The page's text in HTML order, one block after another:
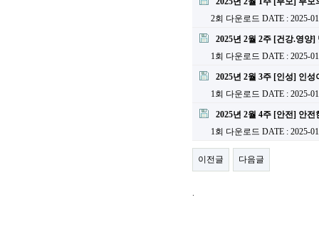
2회 다운로드 DATE : 2025-
2025년 2월 2주 [건강.영양
1회 다운로드 DATE : 2025-
2025년 2월 3주 [인성] 인
1회 다운로드 DATE : 2025-
2025년 2월 4주 [안전] 안
1회 다운로드 DATE : 2025-
이전글 다음글
.